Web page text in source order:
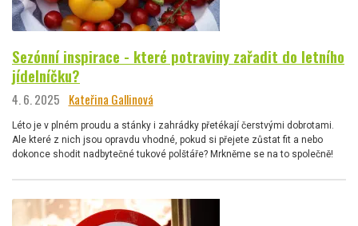
Sezónní inspirace - které potraviny zařadit do letního
jídelníčku?
4. 6. 2025 Kateřina Gallinová
Léto je v plném proudu a stánky i zahrádky přetékají čerstvými dobrotami.
Ale které z nich jsou opravdu vhodné, pokud si přejete zůstat fit a nebo
dokonce shodit nadbytečné tukové polštáře? Mrkněme se na to společně!